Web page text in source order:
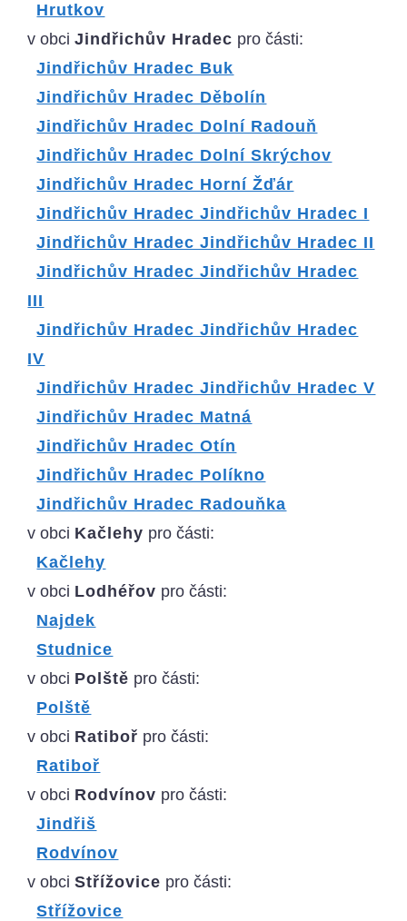
Hrutkov
v obciJindřichův Hradec pro části:
Jindřichův Hradec Buk
Jindřichův Hradec Děbolín
Jindřichův Hradec Dolní Radouň
Jindřichův Hradec Dolní Skrýchov
Jindřichův Hradec Horní Žďár
Jindřichův Hradec Jindřichův Hradec I
Jindřichův Hradec Jindřichův Hradec II
Jindřichův Hradec Jindřichův Hradec
III
Jindřichův Hradec Jindřichův Hradec
IV
Jindřichův Hradec Jindřichův Hradec V
Jindřichův Hradec Matná
Jindřichův Hradec Otín
Jindřichův Hradec Políkno
Jindřichův Hradec Radouňka
v obci Kačlehy pro části:
Kačlehy
v obci Lodhéřov pro části:
Najdek
Studnice
v obci Polště pro části:
Polště
v obci Ratiboř pro části:
Ratiboř
v obci Rodvínov pro části:
Jindřiš
Rodvínov
v obciStřížovice pro části:
Střížovice